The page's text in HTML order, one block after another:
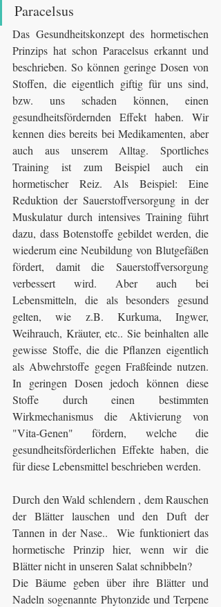
Paracelsus
Das Gesundheitskonzept des hormetischen
Prinzips hat schon Paracelsus erkannt und
beschrieben. So können geringe Dosen von
Stoffen, die eigentlich giftig für uns sind,
bzw. uns schaden können, einen
gesundheitsfördernden Effekt haben. Wir
kennen dies bereits bei Medikamenten, aber
auch aus unserem Alltag. Sportliches
Training ist zum Beispiel auch ein
hormetischer Reiz. Als Beispiel: Eine
Reduktion der Sauerstoffversorgung in der
Muskulatur durch intensives Training führt
dazu, dass Botenstoffe gebildet werden, die
wiederum eine Neubildung von Blutgefäßen
fördert, damit die Sauerstoffversorgung
verbessert wird. Aber auch bei
Lebensmitteln, die als besonders gesund
gelten, wie z.B. Kurkuma, Ingwer,
Weihrauch, Kräuter, etc.. Sie beinhalten alle
gewisse Stoffe, die die Pflanzen eigentlich
als Abwehrstoffe gegen Fraßfeinde nutzen.
In geringen Dosen jedoch können diese
Stoffe durch einen bestimmten
Wirkmechanismus die Aktivierung von
"Vita-Genen" fördern, welche die
gesundheitsförderlichen Effekte haben, die
für diese Lebensmittel beschrieben werden.
Durch den Wald schlendern , dem Rauschen
der Blätter lauschen und den Duft der
Tannen in der Nase..  Wie funktioniert das
hormetische Prinzip hier, wenn wir die
Blätter nicht in unseren Salat schnibbeln?
Die Bäume geben über ihre Blätter und
Nadeln sogenannte Phytonzide und Terpene